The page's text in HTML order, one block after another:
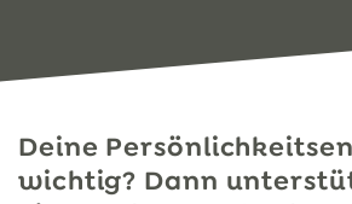
Deine
wichtig? Dann